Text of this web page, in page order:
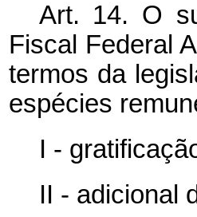
Art. 14. O
Fiscal Federal
termos da
espécies
I -
II - adicional